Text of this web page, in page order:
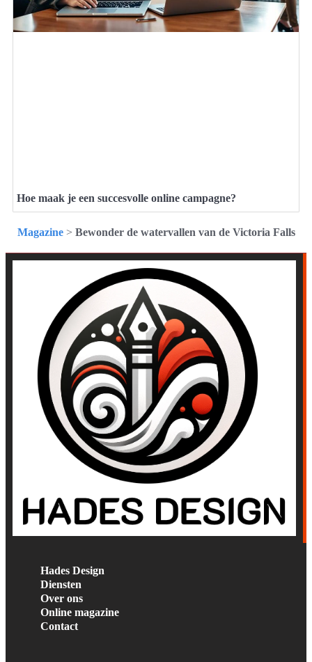
Hoe maak je een succesvolle online campagne?
Magazine> Bewonder de watervallen van de Victoria Falls
Hades Design
Diensten
Over ons
Online magazine
Contact